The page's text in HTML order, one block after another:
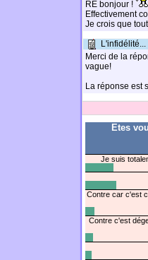
RE bonjour !
Effectivement
Je crois que
L'infidélité...
Merci de la
vague!
La réponse est
Etes
Je suis
Contre car c'est
Contre c'est